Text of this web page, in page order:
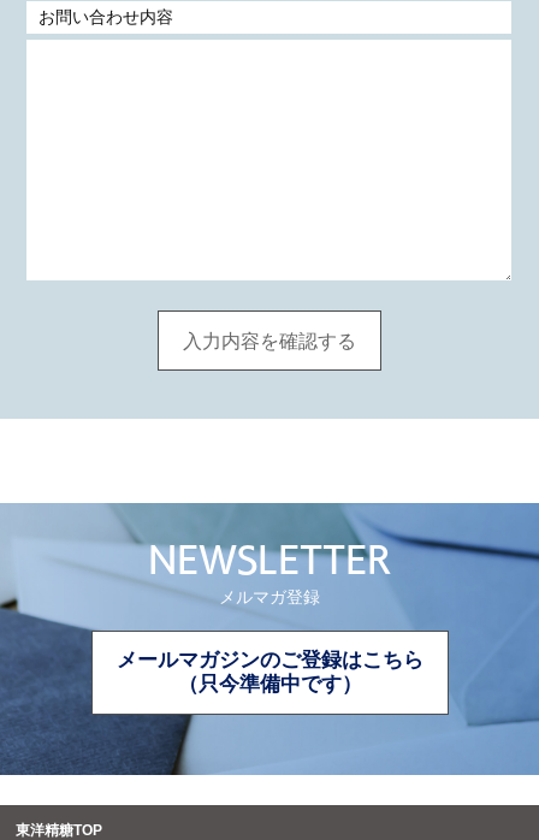
お問い合わせ内容
NEWSLETTER
メルマガ登録
メールマガジンのご登録はこちら
（只今準備中です）
東洋精糖TOP